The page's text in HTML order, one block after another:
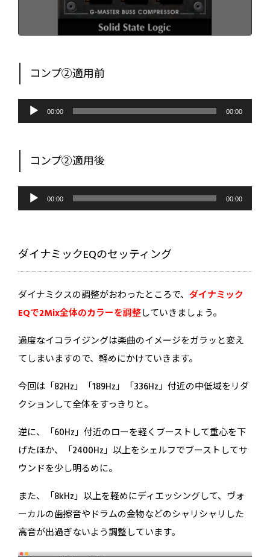
コンプ②適用前
音
プ
ヤ
00:00 00:00
コンプ②適用後
音
プ
00:00 00:00
ダイナミックEQのセッティング
ダイナミクスの調整がおわったところで、ダイナミック
EQで2Mix全体のカラーを調整していきましょう。
過度なイコライジングは楽曲のイメージをガラッと変え
てしまいますので、軽めにかけていきます。
今回は「82Hz」「189Hz」「336Hz」付近の中低域をリダ
クションして全体をすっきりと。
逆に、「60Hz」付近のローを軽くブーストして重心を下
げたほか、「2400Hz」以上をシェルフでブーストしてサ
ウンドを少し明るめに。
また、「8kHz」以上を軽めにディエッシングして、ヴォ
ーカルの歯擦音やドラムの金物などのシャリシャリした
高音が出過ぎないよう調整しています。